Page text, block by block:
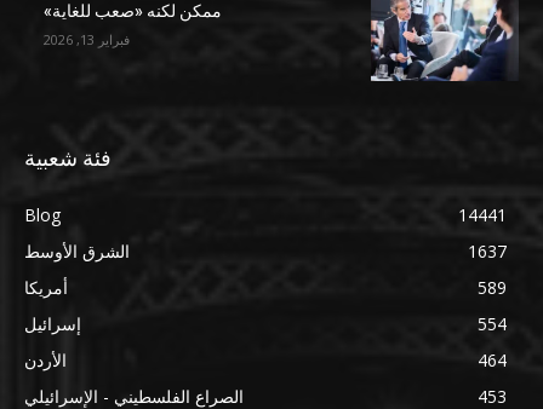
ممكن لكنه «صعب للغاية»
فبراير 13, 2026
فئة شعبية
Blog
14441
الشرق الأوسط
1637
أمريكا
589
إسرائيل
554
الأردن
464
الصراع الفلسطيني - الإسرائيلي
453